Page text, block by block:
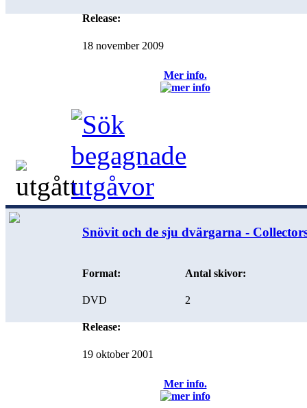
Release:
18 november 2009
Mer info.
Snövit och de sju dvärgarna -
Format:
DVD
Release:
19 oktober 2001
Antal skivor:
2
Mer info.